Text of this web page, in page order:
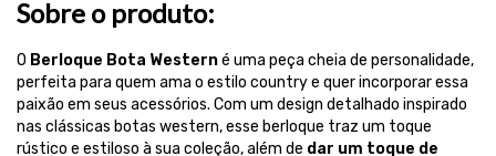
Sobre o produto:
O Berloque Bota Westerné uma peça cheia de personalidade,
perfeita para quem ama o estilo country e quer incorporar essa
paixão em seus acessórios. Com um design detalhado inspirado
nas clássicas botas western, esse berloque traz um toque
rústico e estiloso à sua coleção, além de dar um toque de